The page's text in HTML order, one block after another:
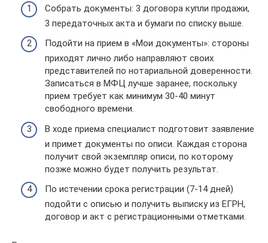
Собрать документы: 3 договора купли продажи,
3 передаточных акта и бумаги по списку выше.
Подойти на прием в «Мои документы»: стороны
приходят лично либо направляют своих
представителей по нотариальной доверенности.
Записаться в МФЦ лучше заранее, поскольку
прием требует как минимум 30-40 минут
свободного времени.
В ходе приема специалист подготовит заявление
и примет документы по описи. Каждая сторона
получит свой экземпляр описи, по которому
позже можно будет получить результат.
По истечении срока регистрации (7-14 дней)
подойти с описью и получить выписку из ЕГРН,
договор и акт с регистрационными отметками.